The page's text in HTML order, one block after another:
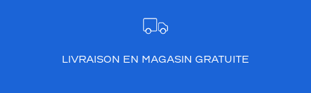
LIVRAISON EN MAGASIN GRATUITE